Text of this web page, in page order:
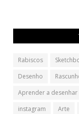
Rabiscos
Desenho
Aprender a desenhar
instagram
Arte